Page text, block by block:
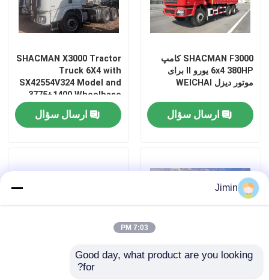
کامیون تراکتور
کامیون میکسر بتن
کامیون حمل و نقل گران
کامیون خفیف
SHACMAN F3000 کامپ
6x4 380HP یورو II برای
موتور دیزل WEICHAI
ارسال سؤال
SHACMAN X3000 Tractor
Truck 6X4 with
SX42554V324 Model and
3775+1400 Wheelbase
for 45～60/80 km/h
Speed
ارسال سؤال
Jimin
7:03 PM
Good day, what product are you looking
for?